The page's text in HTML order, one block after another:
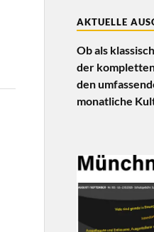
AKTUELLE
Ob als
der
den
monatliche